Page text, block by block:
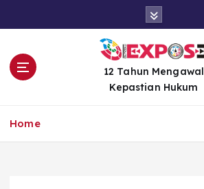
12 Tahun Mengawal
Kepastian Hukum
Home